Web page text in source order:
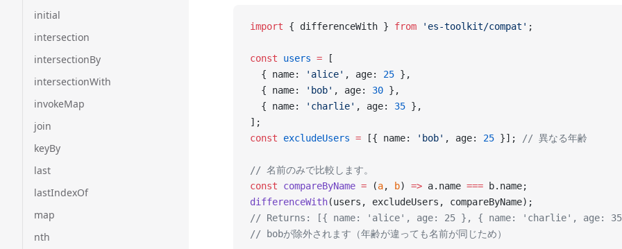
initial
intersection
intersectionBy
intersectionWith
invokeMap
join
keyBy
last
lastIndexOf
map
nth
import { differenceWith } from 'es-toolkit/compat' ;
const users = [
  { name:
'alice' , age: 25 },
  { name:
'bob' , age: 30 },
  { name:
'charlie' , age: 35 },
];
const excludeUsers = [{ name: 'bob' , age: 25 }]; // 異なる年齢
// 名前のみで比較します。
const compareByName = (a, b) => a.name === b.name;
differenceWith(users, excludeUsers, compareByName);
// Returns: [{ name: 'alice', age: 25 }, { name: 'charlie', age:
// bobが除外されます（年齢が違っても名前が同じため）